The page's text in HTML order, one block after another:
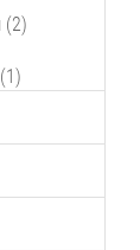
(2)